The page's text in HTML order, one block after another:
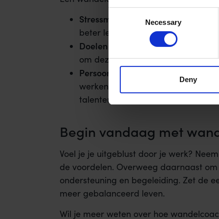
Necessary
Deny
Stressmanagement: Door middel
beter leren omgaan met stress en
Doelen stellen
: Samen met de
om deze te bereiken, terwijl je
Persoonlijke ontwikkeling
werken aan zelfreflectie,
talenten.
Begin vandaag met
Voel je je uitgeblust door je werk?
de voordelen. Overweeg daarnaast
ondersteuning en begeleiding. Zet de
meer gebalanceerd leven.
Wil je meer weten over hoe